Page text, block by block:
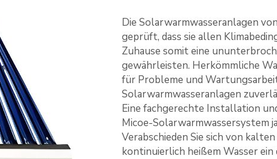
Die Solarwarmwasseranlagen
geprüft, dass sie allen
Zuhause somit eine
gewährleisten. Herkömmliche
für Probleme und
Solarwarmwasseranlagen
Eine fachgerechte Installation
Micoe-Solarwarmwassersystem
Verabschieden Sie sich von
kontinuierlich heißem Wasser